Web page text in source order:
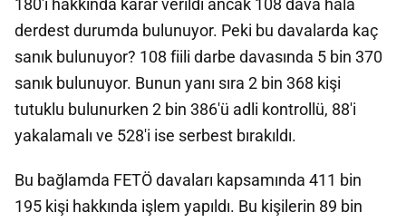
180'i hakkında karar verildi ancak 108 dava hala
derdest durumda bulunuyor. Peki bu davalarda kaç
sanık bulunuyor? 108 fiili darbe davasında 5 bin 370
sanık bulunuyor. Bunun yanı sıra 2 bin 368 kişi
tutuklu bulunurken 2 bin 386'ü adli kontrollü, 88'i
yakalamalı ve 528'i ise serbest bırakıldı.
Bu bağlamda FETÖ davaları kapsamında 411 bin
195 kişi hakkında işlem yapıldı. Bu kişilerin 89 bin